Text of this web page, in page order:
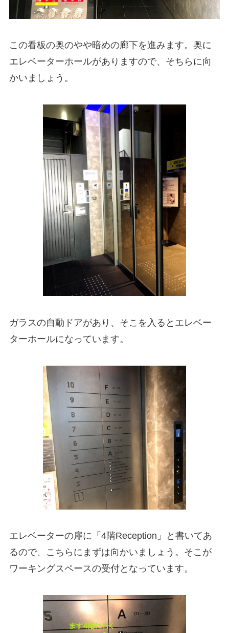
この看板の奥のやや暗めの廊下を進みます。奥に
エレベーターホールがありますので、そちらに向
かいましょう。
ガラスの自動ドアがあり、そこを入るとエレベー
ターホールになっています。
エレベーターの扉に「4階Reception」と書いてあ
るので、こちらにまずは向かいましょう。そこが
ワーキングスペースの受付となっています。